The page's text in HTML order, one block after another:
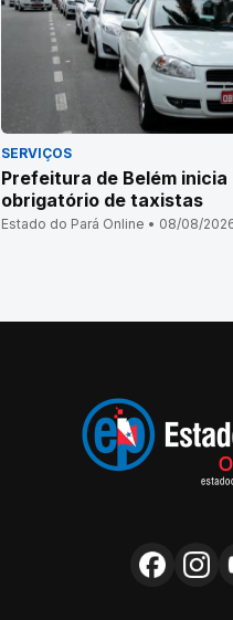
SERVIÇOS
Prefeitura de Belém
obrigatório de taxistas
Estado do Pará Online • 08/08/